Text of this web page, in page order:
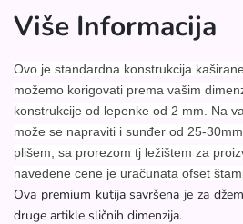
Više Informacija
Ovo je standardna konstrukcija
možemo korigovati prema vašim
konstrukcije od lepenke od 2 mm. Na
može se napraviti i sunđer od 25-
plišem, sa prorezom tj ležištem za
navedene cene je uračunata ofset
Ova premium kutija savršena je za
druge artikle sličnih dimenzija.